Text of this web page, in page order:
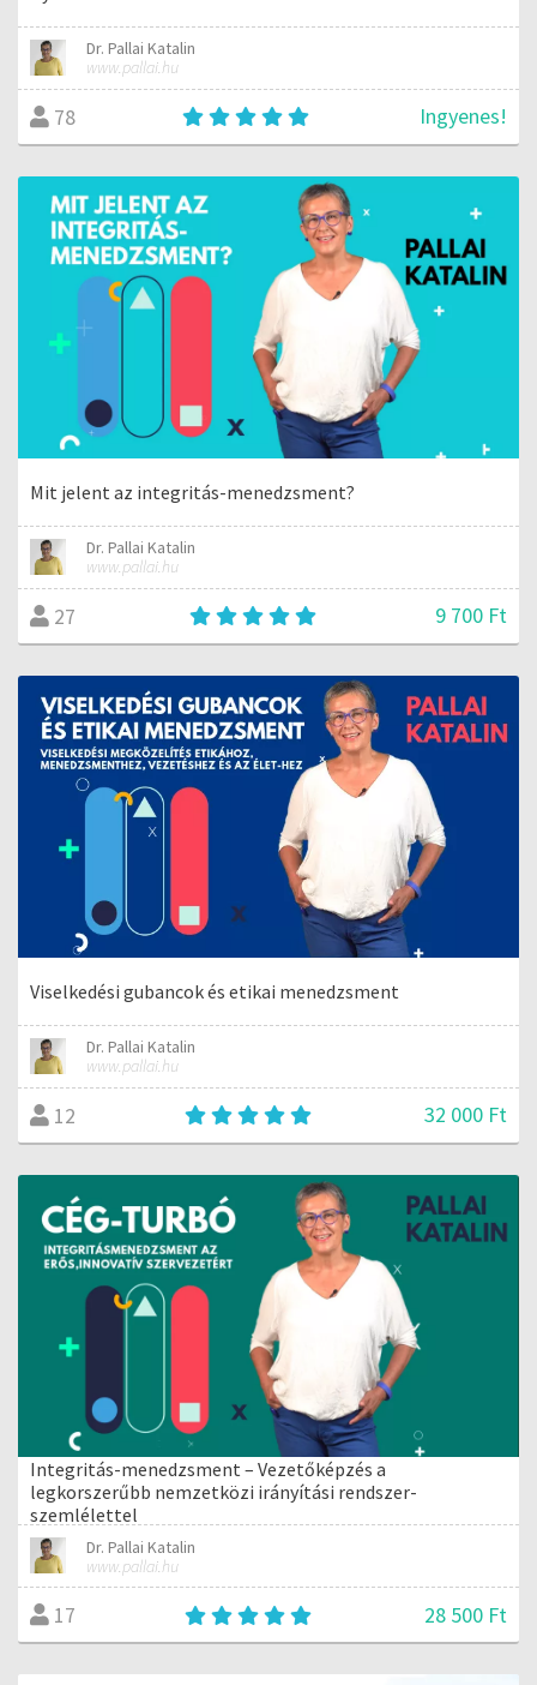
Dr. Pallai Katalin
www.pallai.hu
78 Ingyenes!
Mit jelent az integritás-menedzsment?
Dr. Pallai Katalin
www.pallai.hu
27 9 700 Ft
Viselkedési gubancok és etikai menedzsment
Dr. Pallai Katalin
www.pallai.hu
12 32 000 Ft
Integritás-menedzsment – Vezetőképzés a
legkorszerűbb nemzetközi irányítási rendszer-
szemlélettel
Dr. Pallai Katalin
www.pallai.hu
17 28 500 Ft